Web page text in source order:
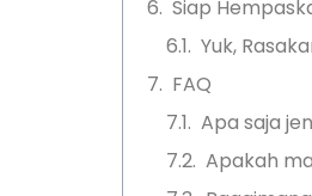
Siap
Yuk,
FAQ
Apa saja
Apakah